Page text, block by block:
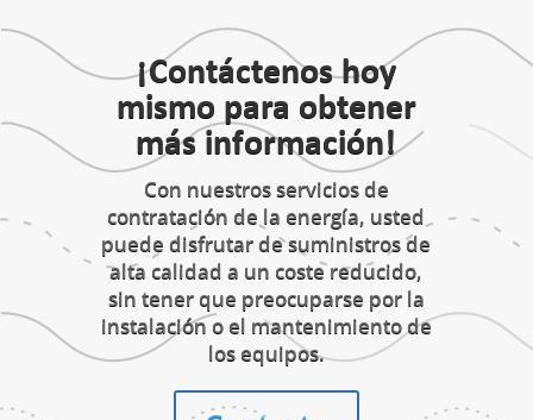
¡Contáctenos hoy
mismo para obtener
más información!
Con nuestros servicios de
contratación de la energía, usted
puede disfrutar de suministros de
alta calidad a un coste reducido,
sin tener que preocuparse por la
instalación o el mantenimiento de
los equipos.